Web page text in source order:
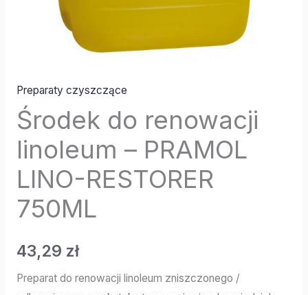
Preparaty czyszczące
Środek do renowacji
linoleum – PRAMOL
LINO-RESTORER
750ML
43,29 zł
Preparat do renowacji linoleum zniszczonego /